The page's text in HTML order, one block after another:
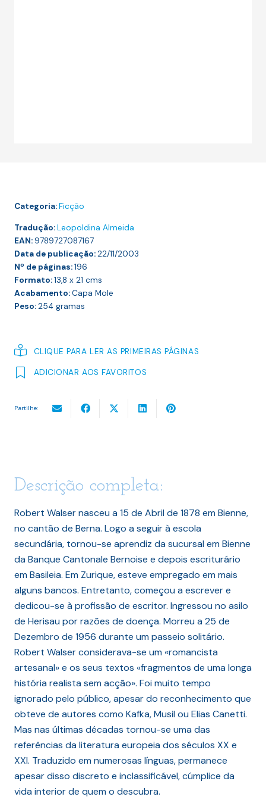
Categoria:Ficção
Tradução:Leopoldina Almeida
EAN:9789727087167
Data de publicação:22/11/2003
Nº de páginas:196
Formato:13,8 x 21 cms
Acabamento:Capa Mole
Peso:254 gramas
CLIQUE PARA LER AS PRIMEIRAS PÁGINAS
ADICIONAR AOS FAVORITOS
Partilhe:
Descrição completa:
Robert Walser nasceu a 15 de Abril de 1878 em Bienne,
no cantão de Berna. Logo a seguir à escola
secundária, tornou-se aprendiz da sucursal em Bienne
da Banque Cantonale Bernoise e depois escriturário
em Basileia. Em Zurique, esteve empregado em mais
alguns bancos. Entretanto, começou a escrever e
dedicou-se à profissão de escritor. Ingressou no asilo
de Herisau por razões de doença. Morreu a 25 de
Dezembro de 1956 durante um passeio solitário.
Robert Walser considerava-se um «romancista
artesanal» e os seus textos «fragmentos de uma longa
história realista sem acção». Foi muito tempo
ignorado pelo público, apesar do reconhecimento que
obteve de autores como Kafka, Musil ou Elias Canetti.
Mas nas últimas décadas tornou-se uma das
referências da literatura europeia dos séculos XX e
XXI. Traduzido em numerosas línguas, permanece
apesar disso discreto e inclassificável, cúmplice da
vida interior de quem o descubra.